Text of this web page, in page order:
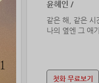
윤혜인 /
같은 해, 같은
첫화 무료보기